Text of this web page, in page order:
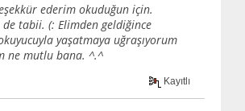
ederim okuduğun için.
de tabii. (: Elimden geldiğince
yaşatmaya uğraşıyorum
ne mutlu bana. ^.^
Kayıtlı